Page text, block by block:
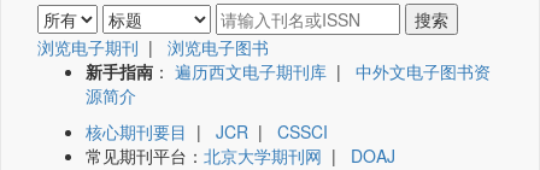
浏览电子期刊 | 浏览电子图书
新手指南 ： 遍历西文电子期刊库 | 中外文电子图书资
源简介
核心期刊要目 | JCR | CSSCI
常见期刊平台： 北京大学期刊网 | DOAJ